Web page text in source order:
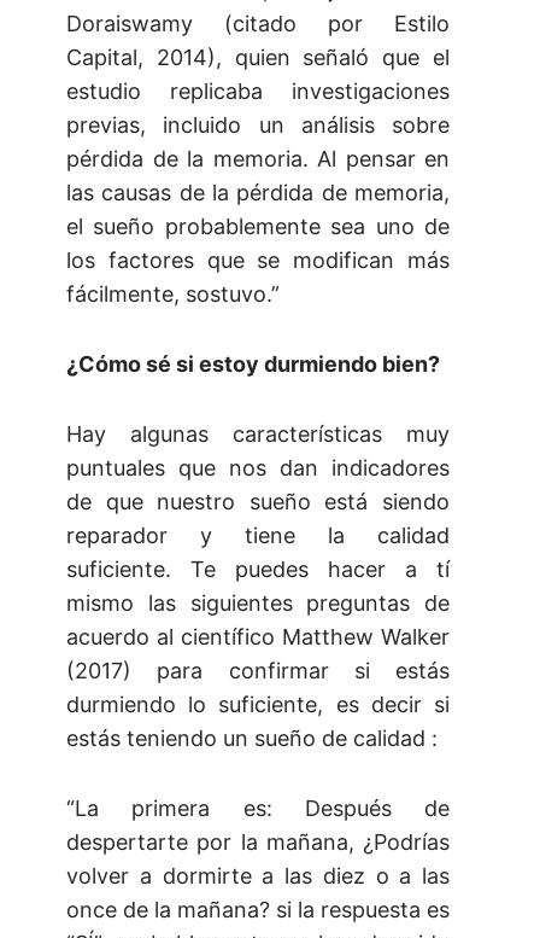
Doraiswamy (citado por Estilo
Capital, 2014), quien señaló que el
estudio replicaba investigaciones
previas, incluido un análisis sobre
pérdida de la memoria. Al pensar en
las causas de la pérdida de memoria,
el sueño probablemente sea uno de
los factores que se modifican más
fácilmente, sostuvo.”
¿Cómo sé si estoy durmiendo bien?
Hay algunas características muy
puntuales que nos dan indicadores
de que nuestro sueño está siendo
reparador y tiene la calidad
suficiente. Te puedes hacer a tí
mismo las siguientes preguntas de
acuerdo al científico Matthew Walker
(2017) para confirmar si estás
durmiendo lo suficiente, es decir si
estás teniendo un sueño de calidad :
“La primera es: Después de
despertarte por la mañana, ¿Podrías
volver a dormirte a las diez o a las
once de la mañana? si la respuesta es